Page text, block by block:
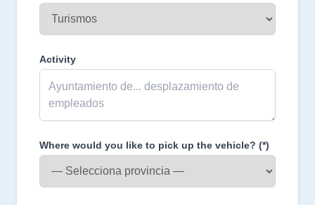
Activity
Where would you like to pick up the vehicle? (*)